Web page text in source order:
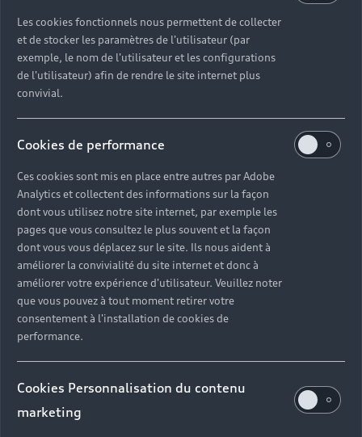
Bel Air, Route de Decazeville 12850 Rodez.
Découvrir la concession
Un service sur-
mesure avec
Audi Rodez
Lorsque vous choisissez Audi, vous optez pour
une grande qualité de prestation. Révisions et
réparations mécaniques, solutions de mobilité en
cas d’immobilisation… Tous nos experts sont à
votre service dans votre concession Audi près de
chez vous. Toutes les interventions sur votre
véhicule sont réalisées par nos techniciens
Les cookies fonctionnels nous permettent de collecter
et de stocker les paramètres de l'utilisateur (par
exemple, le nom de l'utilisateur et les configurations
de l'utilisateur) afin de rendre le site internet plus
convivial.
Cookies de performance
Ces cookies sont mis en place entre autres par Adobe
Analytics et collectent des informations sur la façon
dont vous utilisez notre site internet, par exemple les
pages que vous consultez le plus souvent et la façon
dont vous vous déplacez sur le site. Ils nous aident à
améliorer la convivialité du site internet et donc à
améliorer votre expérience d'utilisateur. Veuillez noter
que vous pouvez à tout moment retirer votre
consentement à l'installation de cookies de
performance.
Cookies Personnalisation du contenu
marketing